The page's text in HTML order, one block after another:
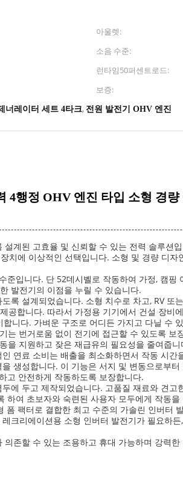
아울렛:
소음 수준:
런타임50퍼센트로드:
보증:
너레이터 세트 4타크, 전원 발전기 OHV 엔진
4행정 OHV 엔진 타입 소형 경
계된 고효율 및 신뢰할 수 있는 전력 솔루션
치에 이상적인 선택입니다. 소형 및 경량 디
입니다. 단 52데시벨로 작동하여 가정, 캠
발전기의 이점을 누릴 수 있습니다.
록 설계되었습니다. 소형 치수로 차고, RV
공합니다. 따라서 가정용 기기에서 건설 장
니다. 가벼운 구조로 어디든 가지고 다닐 수
는 번거로움 없이 전기에 접근할 수 있도록 보
지원하고 잦은 재급유의 필요성을 줄여줍
연료 소비는 배출을 최소화하면서 작동 시
생성합니다. 이 기능은 서지 및 변동으로부
고 안전하게 작동하도록 보장합니다.
에 두고 제작되었습니다. 고품질 재료와 견
여 초보자와 숙련된 사용자 모두에게 작동
팩터로 결합한 최고 수준의 가솔린 인버터
크리에이션용 소형 인버터 발전기가 필요하
존할 수 있는 조용하고 휴대 가능하며 강력